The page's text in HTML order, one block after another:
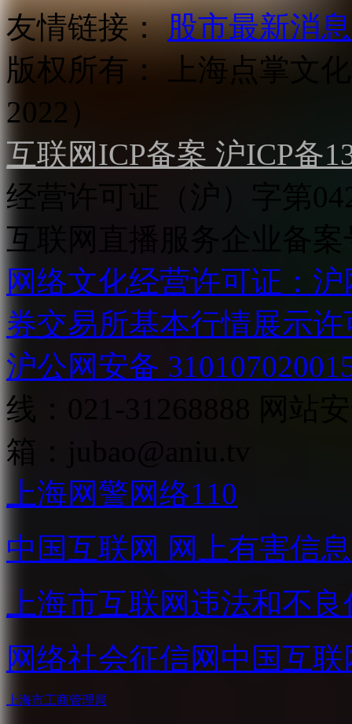
友情链接： 股市最新消息
版权所有：
上海点掌文
2022）
互联网ICP备案 沪ICP备
经营许可证（沪）字第
互联网直播服务企业备案
网络文化经营许可证：
券交易所基本行情展示许
沪公网安备
线：021-31268888
箱：
上海网警网络110
中国互联网 网上有害信
上海市互联网违法和不
网络社会征信网 中国互
上海市工商管理局